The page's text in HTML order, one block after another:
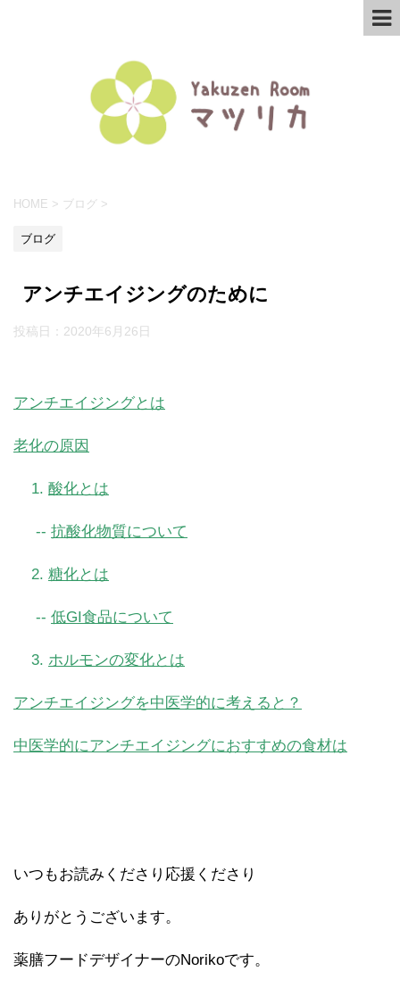
HOME > ブログ >
ブログ
アンチエイジングのために
投稿日： 2020年6月26日
アンチエイジングとは
老化の原因
1. 酸化とは
-- 抗酸化物質について
2. 糖化とは
-- 低GI食品について
3. ホルモンの変化とは
アンチエイジングを中医学的に考えると？
中医学的にアンチエイジングにおすすめの食材は
いつもお読みくださり応援くださり
ありがとうございます。
薬膳フードデザイナーのNorikoです。